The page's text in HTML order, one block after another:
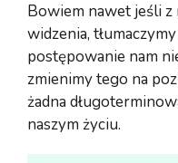
Bowiem nawet jeśli
widzenia,
postępowanie nam
zmienimy tego na
żadna
naszym życiu.